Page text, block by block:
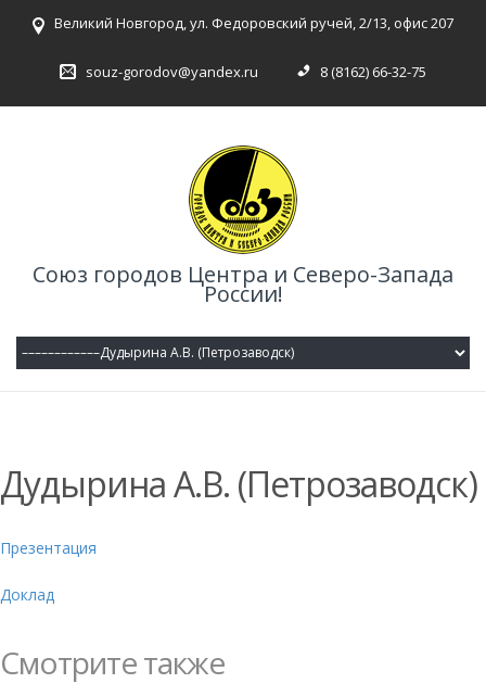
Великий Новгород, ул. Федоровский ручей, 2/13, офис 207
souz-gorodov@yandex.ru 8 (8162) 66-32-75
Союз городов Центра и Северо-Запада
России!
Дудырина А.В. (Петрозаводск)
Презентация
Доклад
Смотрите также